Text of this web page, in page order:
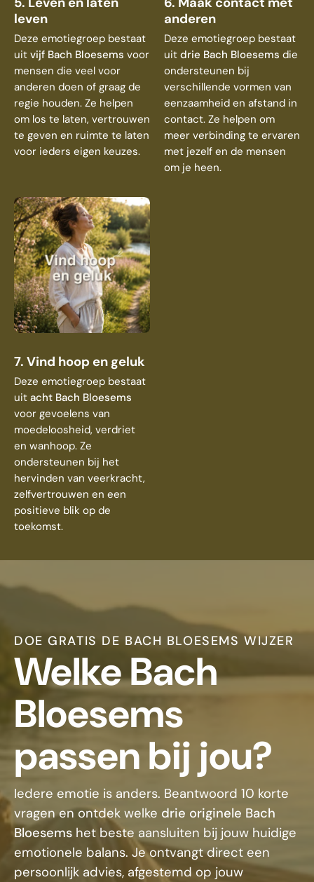
leven
Deze emotiegroep bestaat
uit vijf Bach Bloesems voor
mensen die veel voor
anderen doen of graag de
regie houden. Ze helpen
om los te laten, vertrouwen
te geven en ruimte te laten
voor ieders eigen keuzes.
anderen
Deze emotiegroep bestaat
uit drie Bach Bloesems die
ondersteunen bij
verschillende vormen van
eenzaamheid en afstand in
contact. Ze helpen om
meer verbinding te ervaren
met jezelf en de mensen
om je heen.
7. Vind hoop en geluk
Deze emotiegroep bestaat
uit acht Bach Bloesems
voor gevoelens van
moedeloosheid, verdriet
en wanhoop. Ze
ondersteunen bij het
hervinden van veerkracht,
zelfvertrouwen en een
positieve blik op de
toekomst.
DOE GRATIS DE BACH BLOESEMS WIJZER
Welke Bach
Bloesems
passen bij jou?
Iedere emotie is anders. Beantwoord 10 korte
vragen en ontdek welke drie originele Bach
Bloesems het beste aansluiten bij jouw huidige
emotionele balans. Je ontvangt direct een
persoonlijk advies, afgestemd op jouw